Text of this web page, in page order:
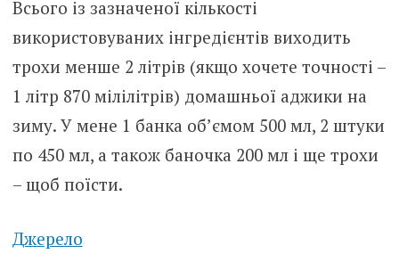
Всього із зазначеної кількості
використовуваних інгредієнтів виходить
трохи менше 2 літрів (якщо хочете точності –
1 літр 870 мілілітрів) домашньої аджики на
зиму. У мене 1 банка об’ємом 500 мл, 2 штуки
по 450 мл, а також баночка 200 мл і ще трохи
– щоб поїсти.
Джерело